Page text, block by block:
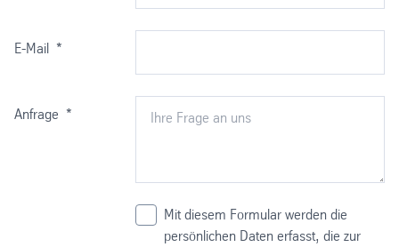
E-Mail *
Anfrage *
Mit diesem Formular werden die
persönlichen Daten erfasst, die zur